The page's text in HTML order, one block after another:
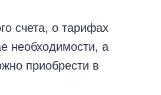
счета, о тарифах
необходимости, а
приобрести в